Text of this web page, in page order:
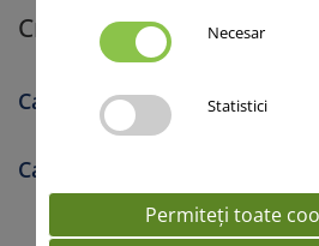
Croatia / Serbia
Catalog 2022 Croatia
Catalog 2022 SERBIA
Necesar
Statistici
Permiteți toate